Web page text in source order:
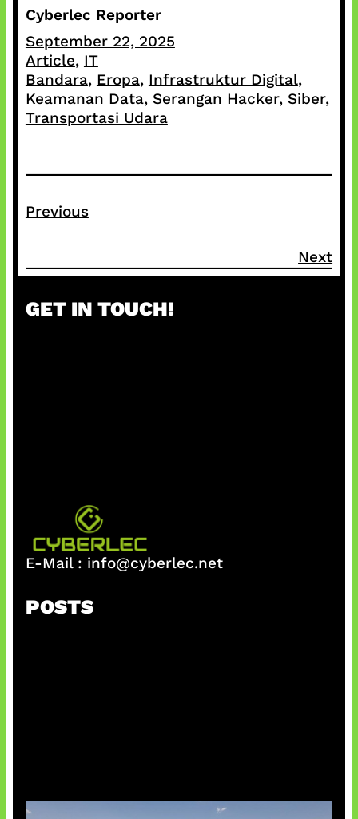
Cyberlec Reporter
September 22, 2025
Article, IT
Bandara, Eropa, Infrastruktur Digital ,
Keamanan Data, Serangan Hacker, Siber ,
Transportasi Udara
Previous
Next
GET IN TOUCH!
E-Mail : info@cyberlec.net
POSTS